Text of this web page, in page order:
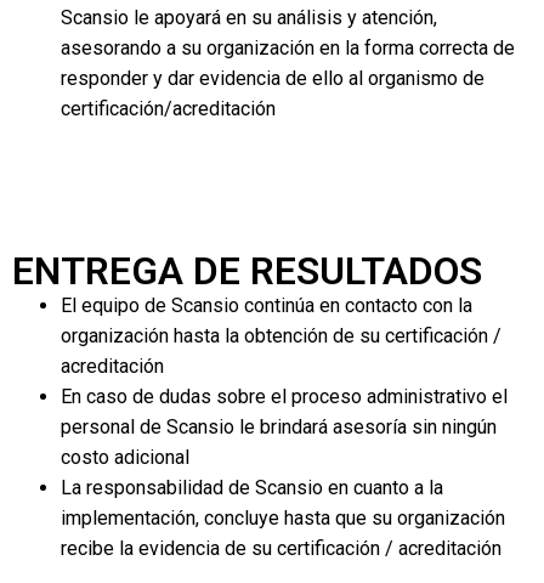
Scansio le apoyará en su análisis y atención,
asesorando a su organización en la forma correcta de
responder y dar evidencia de ello al organismo de
certificación/acreditación
ENTREGA DE RESULTADOS
El equipo de Scansio continúa en contacto con la
organización hasta la obtención de su certificación /
acreditación
En caso de dudas sobre el proceso administrativo el
personal de Scansio le brindará asesoría sin ningún
costo adicional
La responsabilidad de Scansio en cuanto a la
implementación, concluye hasta que su organización
recibe la evidencia de su certificación / acreditación